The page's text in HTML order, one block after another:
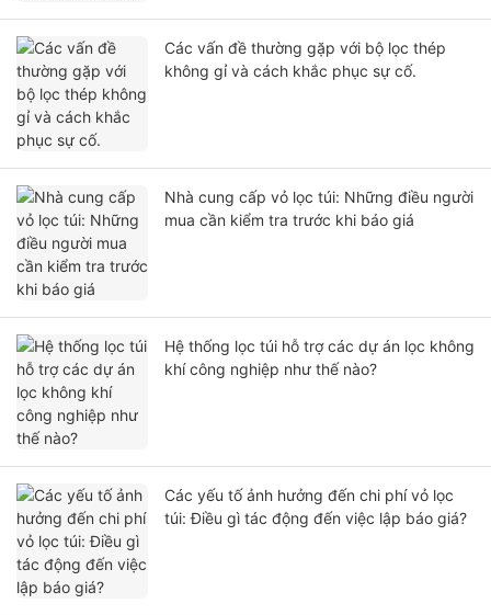
Các vấn đề thường gặp với bộ lọc thép
không gỉ và cách khắc phục sự cố.
Nhà cung cấp vỏ lọc túi: Những điều người
mua cần kiểm tra trước khi báo giá
Hệ thống lọc túi hỗ trợ các dự án lọc không
khí công nghiệp như thế nào?
Các yếu tố ảnh hưởng đến chi phí vỏ lọc
túi: Điều gì tác động đến việc lập báo giá?